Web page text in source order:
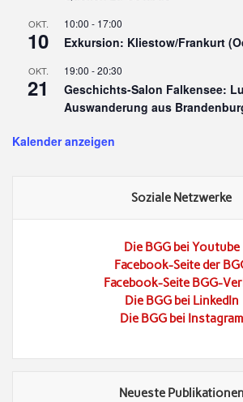
OKT.
10
10:00 - 17:00
Exkursion: Kliestow/Frankurt
OKT.
21
19:00 -20:30
Geschichts-Salon Falkensee:
Auswanderung aus
Kalender anzeigen
Soziale Netzwerke
Die BGG bei Youtube
Facebook-Seite der
Facebook-Seite BGG-
Die BGG bei LinkedIn
Die BGG bei Instagram
Neueste Publikationen